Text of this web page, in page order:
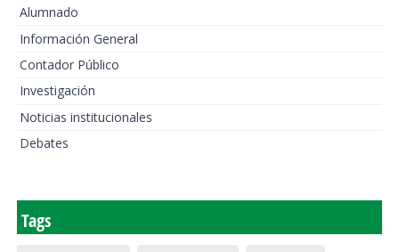
Alumnado
Información General
Contador Público
Investigación
Noticias institucionales
Debates
Tags